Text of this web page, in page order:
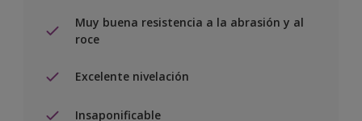
Muy buena resistencia a la abrasión y al
roce
Excelente nivelación
Insaponificable